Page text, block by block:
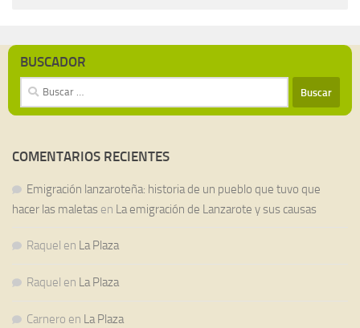
BUSCADOR
Buscar:
COMENTARIOS RECIENTES
Emigración lanzaroteña: historia de un pueblo que tuvo que
hacer las maletas en La emigración de Lanzarote y sus causas
Raquel en La Plaza
Raquel en La Plaza
Carnero en La Plaza